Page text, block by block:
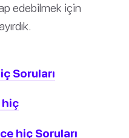
edebilmek için
Soruları
hiç
hiç Soruları